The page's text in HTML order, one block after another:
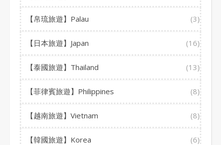
【帛琉旅遊】Palau (3)
【日本旅遊】Japan (16)
【泰國旅遊】Thailand (13)
【菲律賓旅遊】Philippines (8)
【越南旅遊】Vietnam (8)
【韓國旅遊】Korea (6)